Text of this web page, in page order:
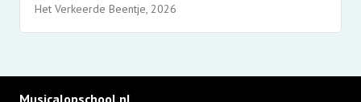
Het Verkeerde Beentje, 2026
Musicalopschool.nl